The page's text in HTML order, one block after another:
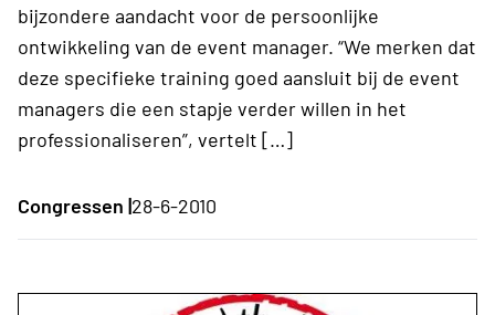
bijzondere aandacht voor de persoonlijke
ontwikkeling van de event manager. “We merken dat
deze specifieke training goed aansluit bij de event
managers die een stapje verder willen in het
professionaliseren”, vertelt […]
Congressen |28-6-2010